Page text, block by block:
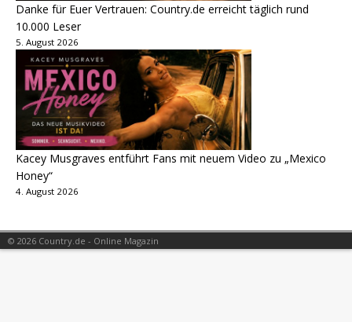
Danke für Euer Vertrauen: Country.de erreicht täglich rund
10.000 Leser
5. August 2026
Kacey Musgraves entführt Fans mit neuem Video zu „Mexico
Honey“
4. August 2026
© 2026 Country.de - Online Magazin